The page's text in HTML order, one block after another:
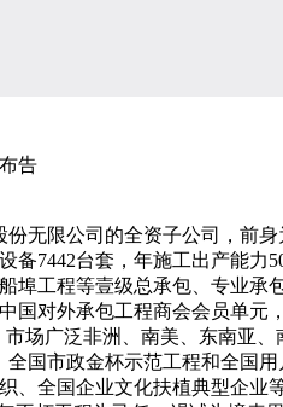
告
限公司的全资子公司，前身
备7442台套，年施工出产能
埠工程等壹级总承包、专业
国对外承包工程商会会员单
场广泛非洲、南美、东南亚
国市政金杯示范工程和全国
、全国企业文化扶植典型企